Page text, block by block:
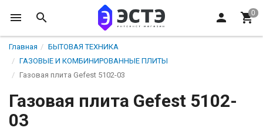
Главная
БЫТОВАЯ ТЕХНИКА
ГАЗОВЫЕ И КОМБИНИРОВАННЫЕ ПЛИТЫ
Газовая плита Gefest 5102-03
Газовая плита Gefest 5102-
03